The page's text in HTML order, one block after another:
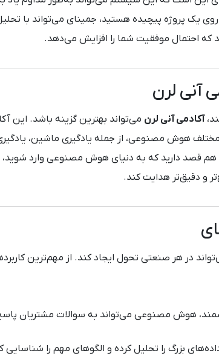
روی یک پروژه پیچیده هستید، جمینای می‌تواند با
که احتمال موفقیت شما را افزایش می‌دهد.
آنی لرن
آکادمی آنی لرن می‌تواند بهترین گزینه باشد. این
هوش مصنوعی، از جمله یادگیری ماشین،
هم قصد دارید که به دنیای هوش مصنوعی وارد شوید،
و دقیق‌تر هدایت کند.
در هر صنعتی تحول ایجاد کند. از مهم‌ترین
هوش مصنوعی می‌تواند به سوالات مشتریان
بزرگ را تحلیل کرده و الگوهای مهم را شناسایی